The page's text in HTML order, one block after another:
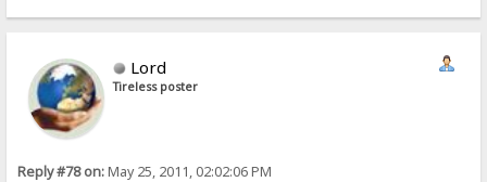
Lord
Tireless poster
Reply #78 on:May 25, 2011, 02:02:06 PM